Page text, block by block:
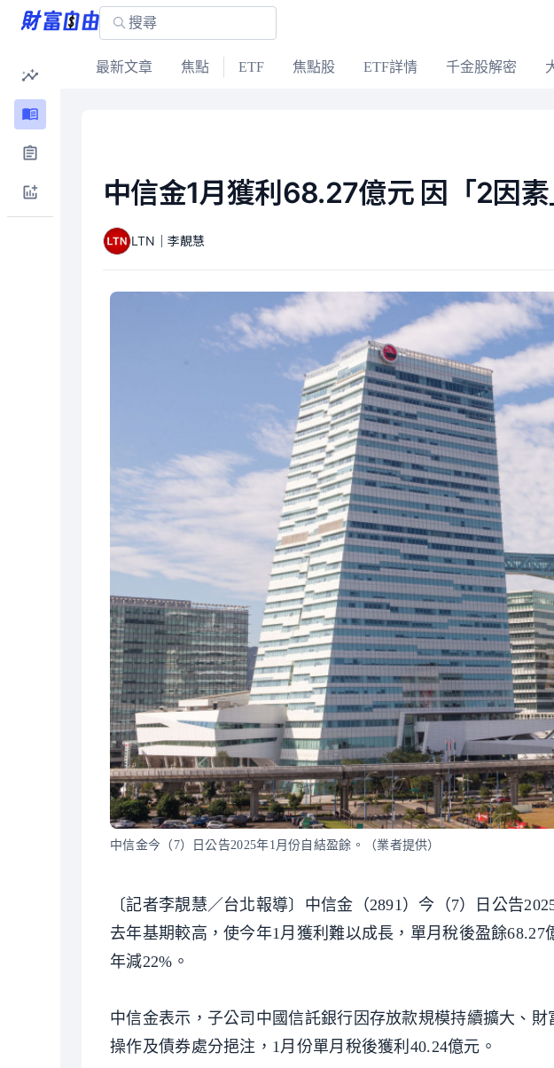
最新文章 焦點 ETF 焦點股 ETF詳情 千金股解密
中信金1月獲利68.27億元 因「2因
LTN｜李靚慧
中信金今（7）日公告2025年1月份自結盈餘。（業者提供）
〔記者李靚慧／台北報導〕中信金（2891）今（7）日公告
去年基期較高，使今年1月獲利難以成長，單月稅後盈餘68.27
年減22%。
中信金表示，子公司中國信託銀行因存放款規模持續擴大、
操作及債券處分挹注，1月份單月稅後獲利40.24億元。